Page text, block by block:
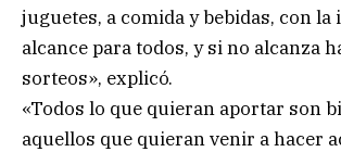
juguetes, a comida y bebidas, con la
alcance para todos, y si no alcanza
sorteos», explicó.
«Todos lo que quieran aportar son
aquellos que quieran venir a hacer